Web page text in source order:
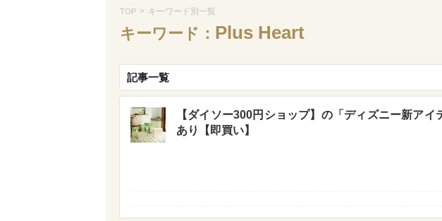
TOP > キーワード別一覧
キーワード： Plus Heart
記事一覧
【ダイソー300円ショップ】の「ディズニー新アイ
あり【即買い】